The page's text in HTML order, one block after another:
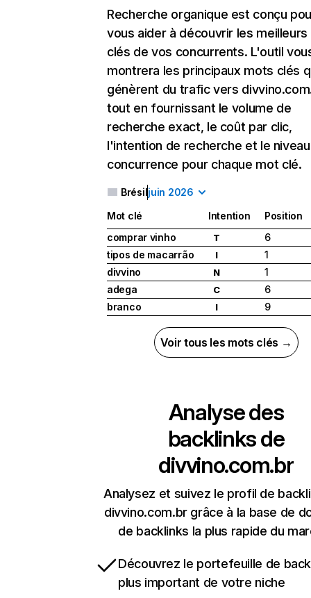
Recherche organique est conçu
vous aider à découvrir les
clés de vos concurrents. L'outil
montrera les principaux mots clés
génèrent du trafic vers
tout en fournissant le volume de
recherche exact, le coût par clic,
l'intention de recherche et le
concurrence pour chaque mot clé.
Brésiljuin 2026
Mot clé Intention
Position
comprar vinho
T
6
tipos de macarrão
I
1
divvino
N
1
adega
C
6
branco
I 9
Voir tous les mots clés →
Analyse des
backlinks de
divvino.com.br
Analysez et suivez le profil de
divvino.com.br grâce à la base de
de backlinks la plus rapide du
Découvrez le portefeuille de
plus important de votre niche